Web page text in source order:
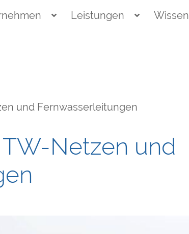
Leistungen Wissen
und Fernwasserleitungen
Netzen und